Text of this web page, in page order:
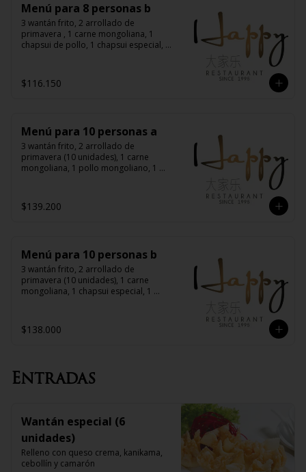
Menú para 8 personas b
3 wantán frito, 2 arrollado de
primavera , 1 carne mongoliana, 1
chapsui de pollo, 1 chapsui especial, 1
chaufán
$116.150
Menú para 10 personas a
3 wantán frito, 2 arrollado de
primavera (10 unidades), 1 carne
mongoliana, 1 pollo mongoliano, 1
chitén, 1 pollo tausí, 10 arroz chaufán
$139.200
Menú para 10 personas b
3 wantán frito, 2 arrollado de
primavera (10 unidades), 1 carne
mongoliana, 1 chapsui especial, 1
de carne, 1 pollo mongoliano, 10 arroz
chaufán
$138.000
Entradas
Wantán especial (6
unidades)
Relleno con queso crema, kanikama,
cebollín y camarón